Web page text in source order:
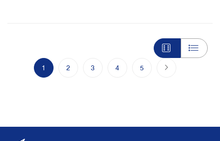
PageYou're currently reading page
1 Page
2 Page
3 Page
4 Page
5